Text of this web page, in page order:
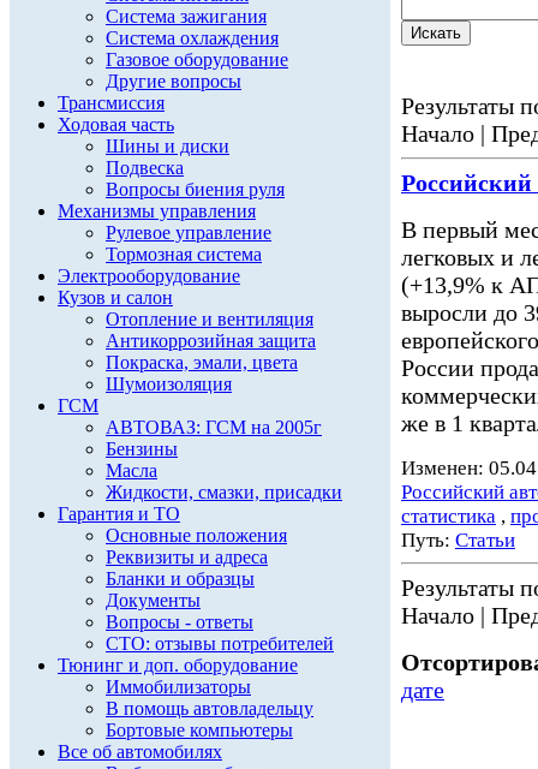
Система зажигания
Система охлаждения
Газовое оборудование
Другие вопросы
Трансмиссия
Ходовая часть
Шины и диски
Подвеска
Вопросы биения руля
Механизмы управления
Рулевое управление
Тормозная система
Электрооборудование
Кузов и салон
Отопление и вентиляция
Антикоррозийная защита
Покраска, эмали, цвета
Шумоизоляция
ГСМ
АВТОВАЗ: ГСМ на 2005г
Бензины
Масла
Жидкости, смазки, присадки
Гарантия и ТО
Основные положения
Реквизиты и адреса
Бланки и образцы
Документы
Вопросы - ответы
СТО: отзывы потребителей
Тюнинг и доп. оборудование
Иммобилизаторы
В помощь автовладельцу
Бортовые компьютеры
Все об автомобилях
Результаты
Начало |
В первый
легковых и
(+13,9% к
выросли до
России
же в 1
Изменен:
Российский
статистика ,
Путь: Статьи
Результаты
Начало |
дате